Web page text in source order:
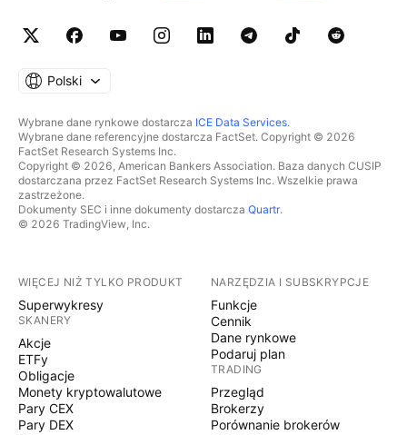
Polski
Wybrane dane rynkowe dostarcza ICE Data Services.
Wybrane dane referencyjne dostarcza FactSet. Copyright © 2026
FactSet Research Systems Inc.
Copyright © 2026, American Bankers Association. Baza danych CUSIP
dostarczana przez FactSet Research Systems Inc. Wszelkie prawa
zastrzeżone.
Dokumenty SEC i inne dokumenty dostarcza Quartr.
© 2026 TradingView, Inc.
WIĘCEJ NIŻ TYLKO PRODUKT
Superwykresy
SKANERY
Akcje
ETFy
Obligacje
Monety kryptowalutowe
Pary CEX
Pary DEX
NARZĘDZIA I SUBSKRYPCJE
Funkcje
Cennik
Dane rynkowe
Podaruj plan
TRADING
Przegląd
Brokerzy
Porównanie brokerów